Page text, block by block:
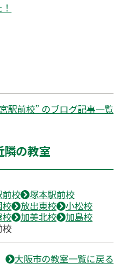
駅前校” のブログ記事一覧
隣の教室
校
塚本駅前校
校 放出東校
小松校
校 加美北校
加島校
校
大阪市の教室一覧に戻る